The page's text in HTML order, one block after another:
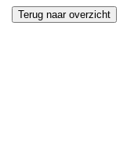
Terug naar overzicht